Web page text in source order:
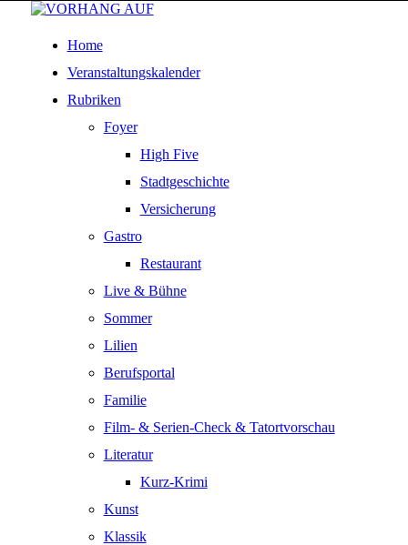
Home
Veranstaltungskalender
Rubriken
Foyer
High Five
Stadtgeschichte
Versicherung
Gastro
Restaurant
Live & Bühne
Sommer
Lilien
Berufsportal
Familie
Film- & Serien-Check & Tatortvorschau
Literatur
Kurz-Krimi
Kunst
Klassik